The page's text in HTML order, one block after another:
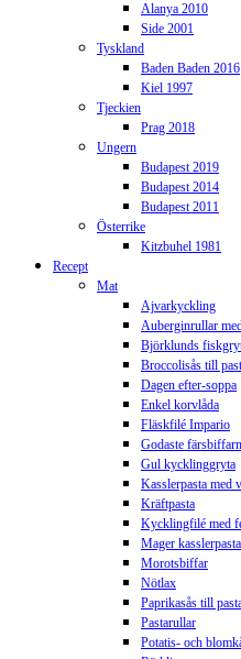
Alanya 2010
Side 2001
Tyskland
Baden Baden 2016
Kiel 1997
Tjeckien
Prag 2018
Ungern
Budapest 2019
Budapest 2014
Budapest 2011
Österrike
Kitzbuhel 1981
Recept
Mat
Ajvarkyckling
Auberginrullar
Björklunds
Broccolisås till
Dagen efter-soppa
Enkel korvlåda
Fläskfilé Impario
Godaste
Gul kycklinggryta
Kasslerpasta med
Kräftpasta
Kycklingfilé med
Mager kasslerpasta
Morotsbiffar
Nötlax
Paprikasås till
Pastarullar
Potatis- och